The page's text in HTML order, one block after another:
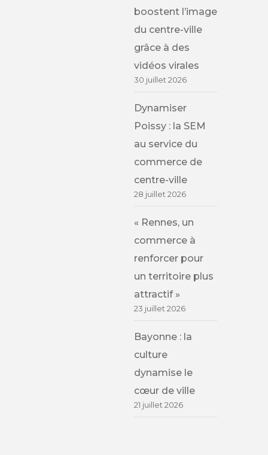
boostent l’image
du centre-ville
grâce à des
vidéos virales
30 juillet 2026
Dynamiser
Poissy : la SEM
au service du
commerce de
centre-ville
28 juillet 2026
« Rennes, un
commerce à
renforcer pour
un territoire plus
attractif »
23 juillet 2026
Bayonne : la
culture
dynamise le
cœur de ville
21 juillet 2026